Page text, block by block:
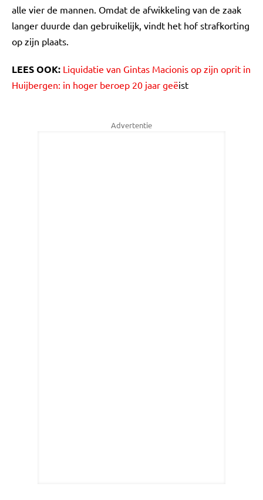
alle vier de mannen. Omdat de afwikkeling van de zaak
langer duurde dan gebruikelijk, vindt het hof strafkorting
op zijn plaats.
LEES OOK: Liquidatie van Gintas Macionis op zijn oprit in
Huijbergen: in hoger beroep 20 jaar geëist
Advertentie